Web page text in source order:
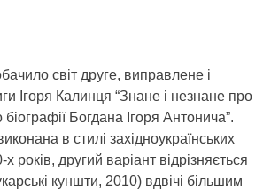
світ друге, виправлене і
Ігоря Калинця “Знане і незнане про
Богдана Ігоря Антонича”.
в стилі західноукраїнських
років, другий варіант відрізняється
куншти, 2010) вдвічі більшим